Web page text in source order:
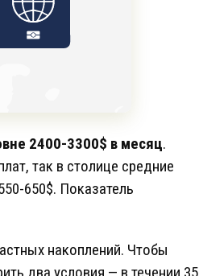
2400-3300$ в месяц.
так в столице средние
650$. Показатель
накоплений. Чтобы